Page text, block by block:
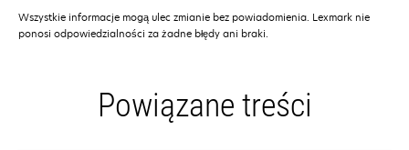
Wszystkie informacje mogą ulec zmianie bez powiadomienia. Lexmark nie
ponosi odpowiedzialności za żadne błędy ani braki.
Powiązane treści